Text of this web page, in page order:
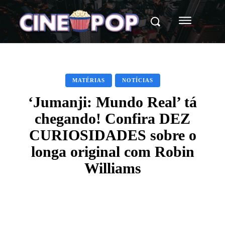
MATÉRIAS NOTÍCIAS
‘Jumanji: Mundo Real’ tá
chegando! Confira DEZ
CURIOSIDADES sobre o
longa original com Robin
Williams